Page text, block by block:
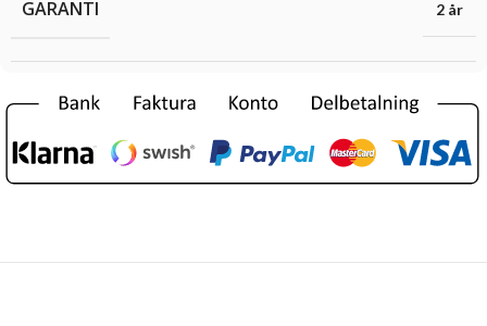
GARANTI 2 år